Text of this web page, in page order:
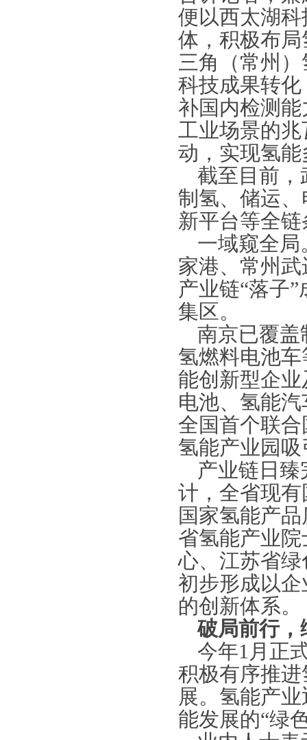
便以西太湖
体，积极布
三角（常州
科技成果转
补国内检测
工业场景的兆
动，实现氢
截至目前，
制氢、储运
新平台等全
一域窥全局
家港、常州武
产业链“落子
集区。
南京已覆盖
氢燃料电池
能创新型企
电池、氢能
全国首个联
氢能产业园
产业链日
计，全省现
国家氢能产
省氢能产业
心、江苏省
初步形成以
的创新体系。
破局前行，
今年1月正
积极有序推
展。氢能产
能发展的“绿